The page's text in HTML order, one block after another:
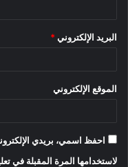
وهي كلمة شائعة في أهداف
السيارة EV600 أسمها الآن Zevo 600
البريد الإلكتروني *
الموقع الإلكتروني
احفظ اسمي، بريدي
لاستخدامها المرة المقبلة في